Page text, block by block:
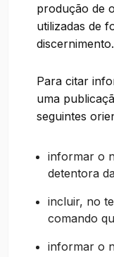
produção de
utilizadas de
discernimento.
Para citar
uma
seguintes
informar o
detentora
incluir, no
comando
informar o